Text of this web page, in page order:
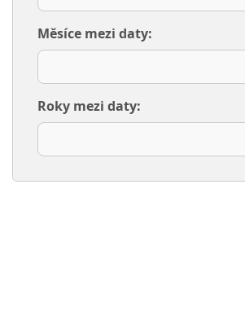
Měsíce mezi daty:
Roky mezi daty: